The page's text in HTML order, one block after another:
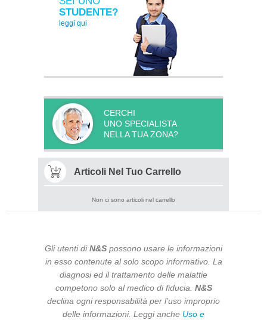
STUDENTE?
leggi qui
CERCHI
UNO SPECIALISTA
NELLA TUA ZONA?
Articoli Nel Tuo Carrello
Non ci sono articoli nel carrello
Gli utenti diN&S possono usare le informazioni
in esso contenute al solo scopo informativo. La
diagnosi ed il trattamento delle malattie
competono solo al medico di fiducia. N&S
declina ogni responsabilità per l’uso improprio
delle informazioni. Leggi anche Uso e